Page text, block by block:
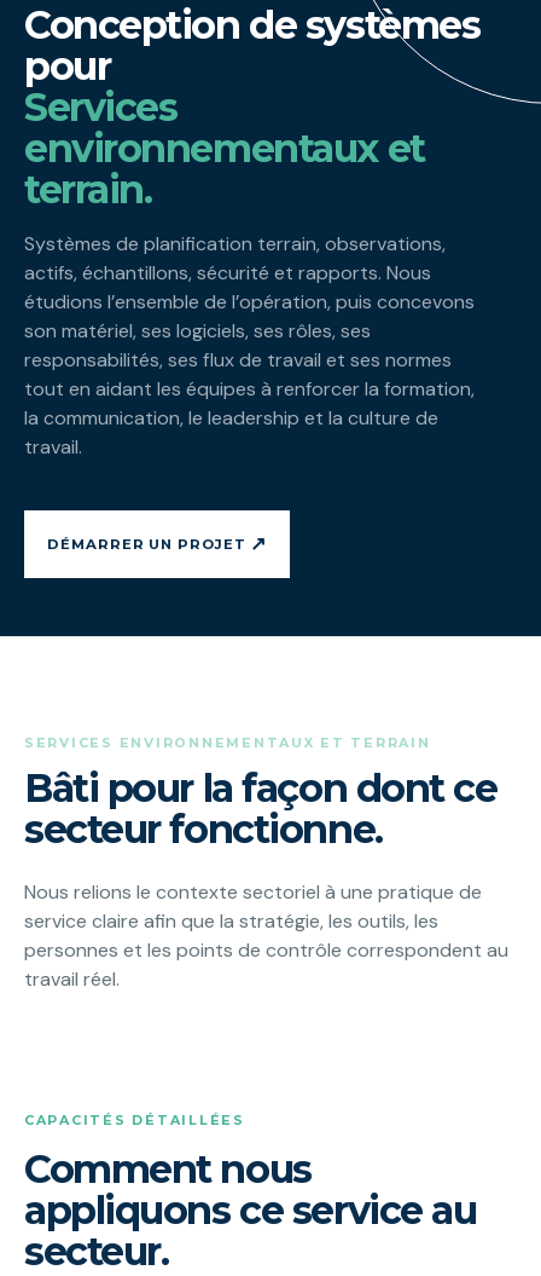
Conception de systèmes
pour
Services
environnementaux et
terrain.
Systèmes de planification terrain, observations,
actifs, échantillons, sécurité et rapports. Nous
étudions l’ensemble de l’opération, puis concevons
son matériel, ses logiciels, ses rôles, ses
responsabilités, ses flux de travail et ses normes
tout en aidant les équipes à renforcer la formation,
la communication, le leadership et la culture de
travail.
DÉMARRER UN PROJET ↗
SERVICES ENVIRONNEMENTAUX ET TERRAIN
Bâti pour la façon dont ce
secteur fonctionne.
Nous relions le contexte sectoriel à une pratique de
service claire afin que la stratégie, les outils, les
personnes et les points de contrôle correspondent au
travail réel.
CAPACITÉS DÉTAILLÉES
Comment nous
appliquons ce service au
secteur.